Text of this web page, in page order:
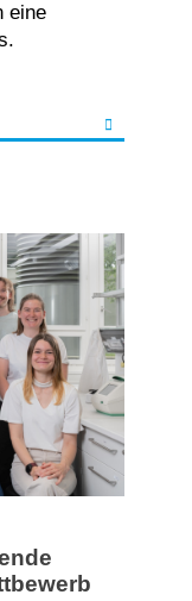
eine